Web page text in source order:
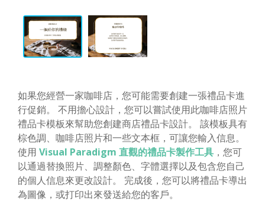
如果您經營一家咖啡店，您可能需要創建一張禮品卡進
行促銷。 不用擔心設計，您可以嘗試使用此咖啡店照片
禮品卡模板來幫助您創建商店禮品卡設計。 該模板具有
棕色調、咖啡店照片和一些文本框，可讓您輸入信息。
使用 Visual Paradigm 直觀的禮品卡製作工具 ，您可
以通過替換照片、調整顏色、字體選擇以及包含您自己
的個人信息來更改設計。 完成後，您可以將禮品卡導出
為圖像，或打印出來發送給您的客戶。